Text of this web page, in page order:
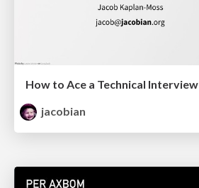
How to Ace a Technical Interview
jacobian